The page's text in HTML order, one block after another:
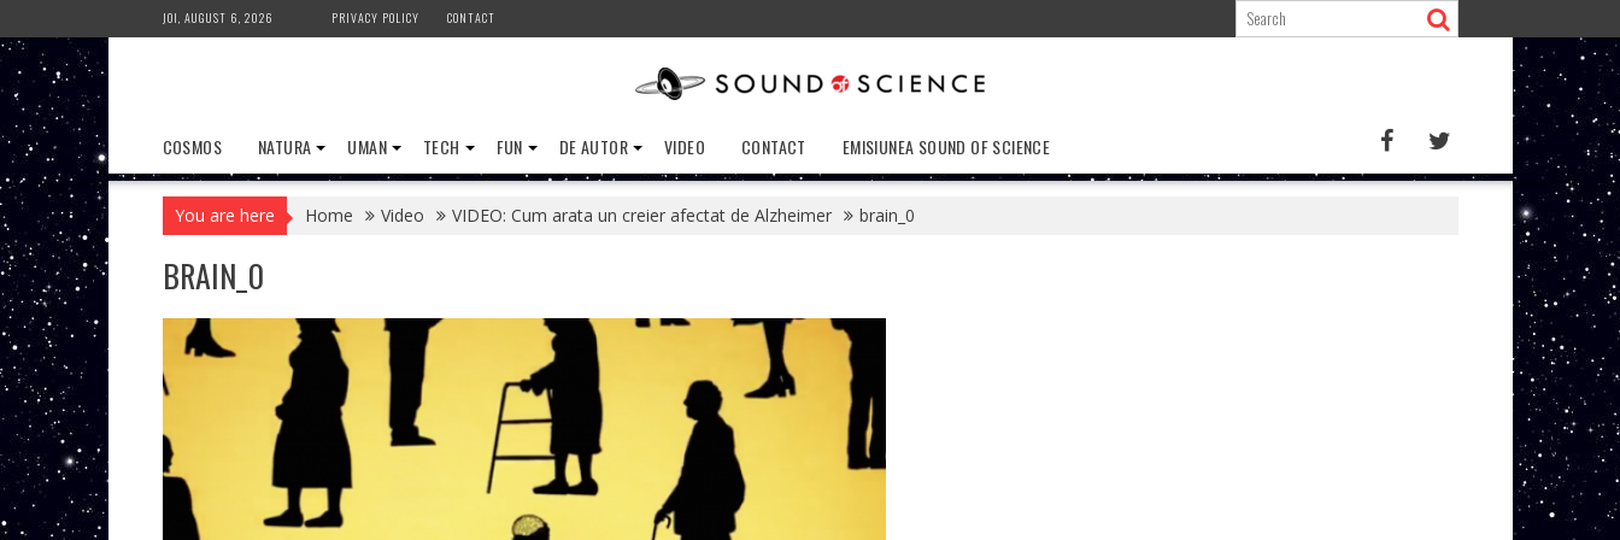
to
content
JOI, AUGUST 6, 2026 PRIVACY POLICY CONTACT
COSMOS NATURA UMAN TECH FUN DE AUTOR VIDEO CONTACT EMISIUNEA SOUND OF SCIENCE
You are here Home Video VIDEO: Cum arata un creier afectat de Alzheimer brain_0
BRAIN_0